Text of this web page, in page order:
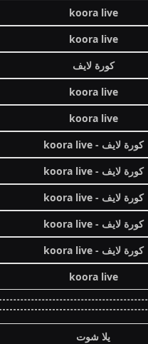
koora live
koora live
كورة لايف
koora live
koora live
كورة لايف - koora live
كورة لايف - koora live
كورة لايف - koora live
كورة لايف - koora live
كورة لايف - koora live
koora live
يلا شوت